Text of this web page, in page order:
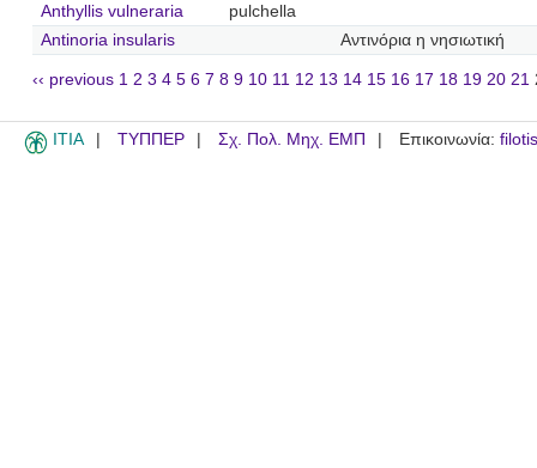
Anthyllis vulneraria
pulchella
Antinoria insularis
Αντινόρια η νησιωτική
‹‹ previous 1 2 3 4 5 6 7 8 9 10 11 12 13 14 15 16 17 18 19 20 21
ITIA ΤΥΠΠΕΡ Σχ. Πολ. Μηχ. ΕΜΠ Επικοινωνία: